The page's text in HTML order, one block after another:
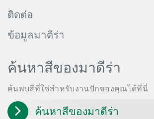
ติดต่อ
ข้อมูลมาดีร่า
ค้นหาสีของมาดีร่า
ค้นพบสีที่ใช่สำหรับงานปักของคุณได้ที่นี่
ค้นหาสีของมาดีร่า